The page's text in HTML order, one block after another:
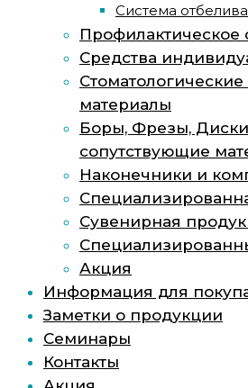
Система
Профилактическое
Средства
материалы
Боры, Фрезы,
сопутствующие
Наконечники и
Сувенирная
Акция
Информация для
Заметки о продукции
Семинары
Контакты